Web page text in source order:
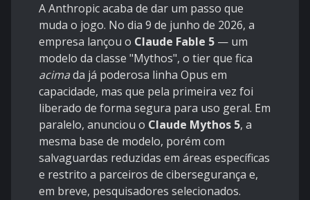
A Anthropic acaba de dar um passo que
muda o jogo. No dia 9 de junho de 2026, a
empresa lançou o Claude Fable 5 — um
modelo da classe "Mythos", o tier que fica
acimada já poderosa linha Opus em
capacidade, mas que pela primeira vez foi
liberado de forma segura para uso geral. Em
paralelo, anunciou o Claude Mythos 5, a
mesma base de modelo, porém com
salvaguardas reduzidas em áreas específicas
e restrito a parceiros de cibersegurança e,
em breve, pesquisadores selecionados.